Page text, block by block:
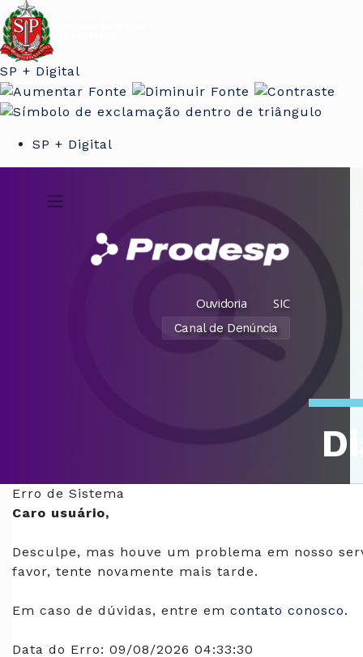
SP + Digital
SP + Digital
Ouvidoria SIC
Canal de Denúncia
Erro de Sistema
Caro usuário,
Desculpe, mas houve um problema em nosso
favor, tente novamente mais tarde.
Em caso de dúvidas, entre em contato conosco.
Data do Erro: 09/08/2026 04:33:30